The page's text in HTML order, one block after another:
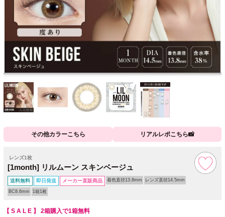
その他カラーこちら リアルレポこちら📸
レンズ1枚
[1month] リルムーン スキンベージュ
送料無料 即日発送 メーカー直販商品 着色直径13.8mm レンズ直径14.5mm
BC8.6mm 1箱1枚
【 S A L E 】 2箱購入で1箱無料